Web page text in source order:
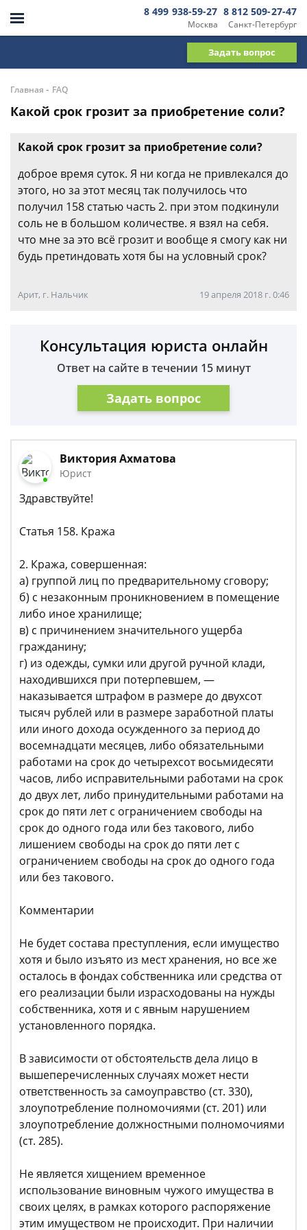
Москва
8 499 938-59-27
Санкт-Петербург
8 812 509-27-47
Задать вопрос
Главная - FAQ
Какой срок грозит за приобретение соли?
Какой срок грозит за приобретение соли?
доброе время суток. Я ни когда не привлекался до
этого, но за этот месяц так получилось что
получил 158 статью часть 2. при этом подкинули
соль не в большом количестве. я взял на себя.
что мне за это всё грозит и вообще я смогу как ни
будь претиндовать хотя бы на условный срок?
Арит, г. Нальчик 19 апреля 2018 г. 0:46
Консультация юриста онлайн
Ответ на сайте в течении 15 минут
Задать вопрос
Виктория Ахматова
Юрист
Здравствуйте!
Статья 158. Кража
2. Кража, совершенная:
а) группой лиц по предварительному сговору;
б) с незаконным проникновением в помещение
либо иное хранилище;
в) с причинением значительного ущерба
гражданину;
г) из одежды, сумки или другой ручной клади,
находившихся при потерпевшем, —
наказывается штрафом в размере до двухсот
тысяч рублей или в размере заработной платы
или иного дохода осужденного за период до
восемнадцати месяцев, либо обязательными
работами на срок до четырехсот восьмидесяти
часов, либо исправительными работами на срок
до двух лет, либо принудительными работами на
срок до пяти лет с ограничением свободы на
срок до одного года или без такового, либо
лишением свободы на срок до пяти лет с
ограничением свободы на срок до одного года
или без такового.
Комментарии
Не будет состава преступления, если имущество
хотя и было изъято из мест хранения, но все же
осталось в фондах собственника или средства от
его реализации были израсходованы на нужды
собственника, хотя и с явным нарушением
установленного порядка.
В зависимости от обстоятельств дела лицо в
вышеперечисленных случаях может нести
ответственность за самоуправство (ст. 330),
злоупотребление полномочиями (ст. 201) или
злоупотребление должностными полномочиями
(ст. 285).
Не является хищением временное
использование виновным чужого имущества в
своих целях, в рамках которого распоряжение
этим имуществом не происходит. При наличии